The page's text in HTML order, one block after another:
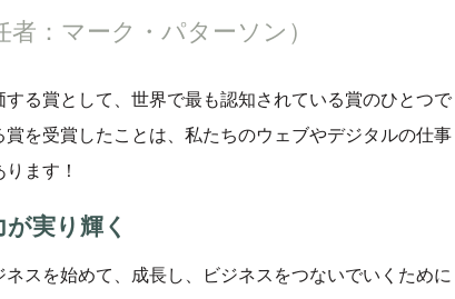
者：マーク・パターソン）
る賞として、世界で最も認知されている賞のひとつで
を受賞したことは、私たちのウェブやデジタルの仕事
ます！
が実り輝く
スを始めて、成長し、ビジネスをつないでいくために